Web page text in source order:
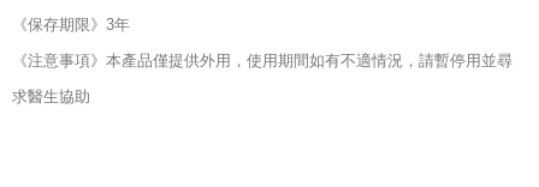
《保存期限》3年
《注意事項》本產品僅提供外用，使用期間如有不適情況，請暫停用並尋
求醫生協助